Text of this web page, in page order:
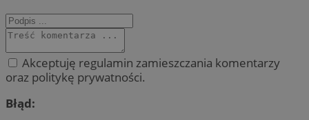
Akceptuję regulamin zamieszczania komentarzy
oraz politykę prywatności.
Błąd: